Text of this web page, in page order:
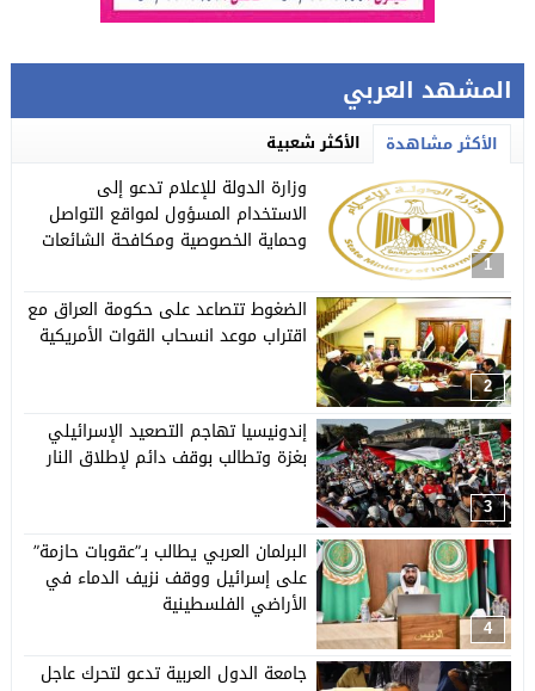
المشهد العربي
الأكثر مشاهدة الأكثر شعبية
1
وزارة الدولة للإعلام تدعو إلى
الاستخدام المسؤول لمواقع التواصل
وحماية الخصوصية ومكافحة الشائعات
2
الضغوط تتصاعد على حكومة العراق مع
اقتراب موعد انسحاب القوات الأمريكية
3
إندونيسيا تهاجم التصعيد الإسرائيلي
بغزة وتطالب بوقف دائم لإطلاق النار
4
البرلمان العربي يطالب بـ”عقوبات حازمة”
على إسرائيل ووقف نزيف الدماء في
الأراضي الفلسطينية
جامعة الدول العربية تدعو لتحرك عاجل